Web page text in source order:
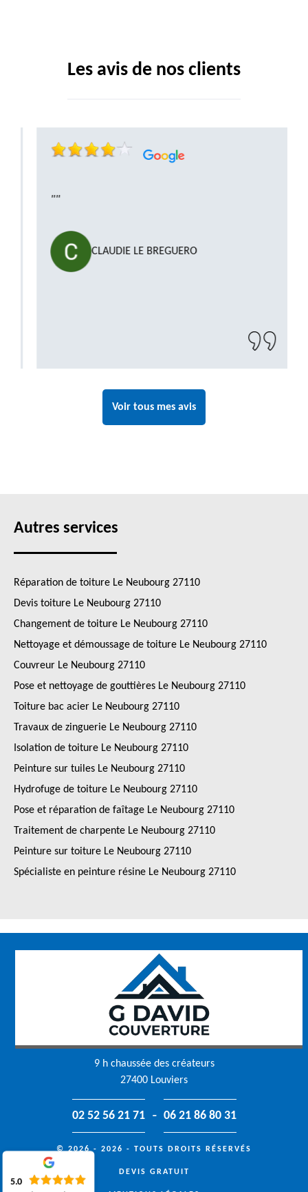
Les avis de nos clients
CLAUDIE LE BREGUERO
Voir tous mes avis
Autres services
Réparation de toiture Le Neubourg 27110
Devis toiture Le Neubourg 27110
Changement de toiture Le Neubourg 27110
Nettoyage et démoussage de toiture Le Neubourg 27110
Couvreur Le Neubourg 27110
Pose et nettoyage de gouttières Le Neubourg 27110
Toiture bac acier Le Neubourg 27110
Travaux de zinguerie Le Neubourg 27110
Isolation de toiture Le Neubourg 27110
Peinture sur tuiles Le Neubourg 27110
Hydrofuge de toiture Le Neubourg 27110
Pose et réparation de faîtage Le Neubourg 27110
Traitement de charpente Le Neubourg 27110
Peinture sur toiture Le Neubourg 27110
Spécialiste en peinture résine Le Neubourg 27110
9 h chaussée des créateurs
27400 Louviers
02 52 56 21 71 - 06 21 86 80 31
© 2026 - 2026 - TOUTS DROITS RÉSERVÉS
DEVIS GRATUIT
5.0